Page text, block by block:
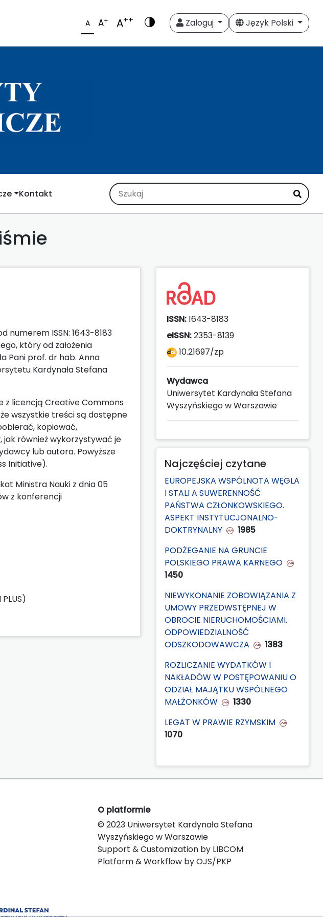
A A+ A++ Zaloguj Język Polski
Kontakt
ISSN: 1643-8183
który od założenia
Pani prof. dr hab. Anna
Kardynała Stefana
z licencją Creative Commons
wszystkie treści są dostępne
kopiować,
jak również wykorzystywać je
lub autora. Powyższe
Initiative).
Ministra Nauki z dnia 05
z konferencji
ISSN:1643-8183
eISSN:2353-8139
10.21697/zp
Wydawca
Uniwersytet Kardynała Stefana
Wyszyńskiego w Warszawie
Najczęściej czytane
EUROPEJSKA WSPÓLNOTA WĘGLA
I STALI A SUWERENNOŚĆ
PAŃSTWA CZŁONKOWSKIEGO.
ASPEKT INSTYTUCJONALNO-
DOKTRYNALNY
1985
PODŻEGANIE NA GRUNCIE
POLSKIEGO PRAWA KARNEGO
1450
NIEWYKONANIE ZOBOWIĄZANIA Z
UMOWY PRZEDWSTĘPNEJ W
OBROCIE NIERUCHOMOŚCIAMI.
ODPOWIEDZIALNOŚĆ
ODSZKODOWAWCZA
1383
ROZLICZANIE WYDATKÓW I
NAKŁADÓW W POSTĘPOWANIU O
ODZIAŁ MAJĄTKU WSPÓLNEGO
MAŁŻONKÓW
1330
LEGAT W PRAWIE RZYMSKIM
1070
O platformie
© 2023 Uniwersytet Kardynała Stefana
Wyszyńskiego w Warszawie
Support & Customization by LIBCOM
Platform & Workflow by OJS/PKP